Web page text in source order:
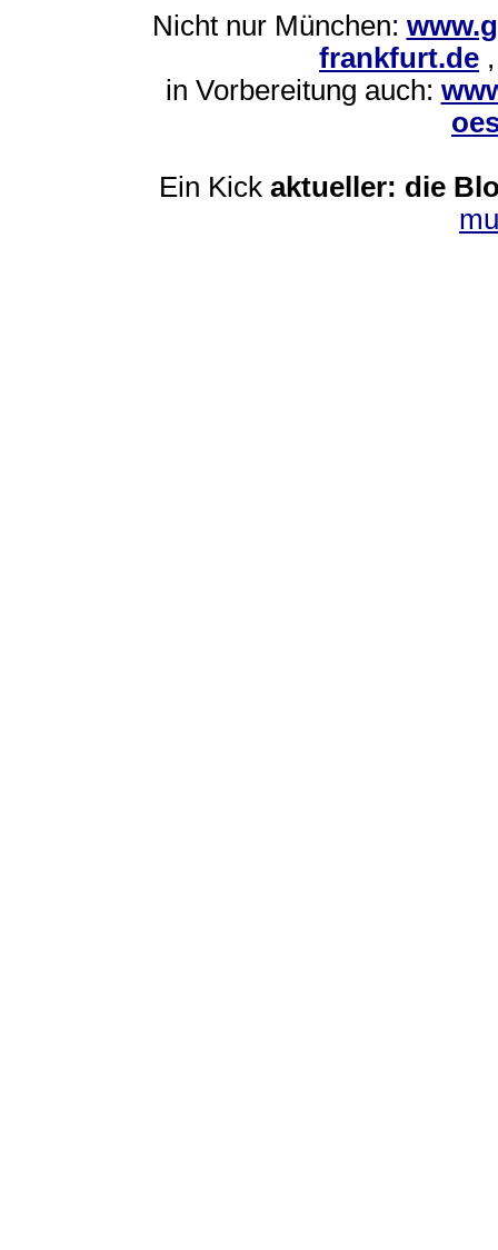
Nicht nur München:
frankfurt.de
in Vorbereitung auch:
Ein Kick aktueller: die